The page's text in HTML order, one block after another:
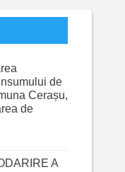
de
Cerașu,
de
A